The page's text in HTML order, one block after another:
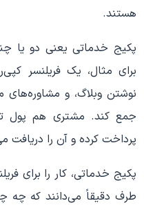
هستند.
پکیج خدماتی یعنی دو یا
برای مثال، یک فریلنسر
نوشتن وبلاگ، و
جمع کند. مشتری هم پول
پرداخت کرده و آن را دریافت
پکیج خدماتی، کار را برای
طرف دقیقاً می‌دانند که چه